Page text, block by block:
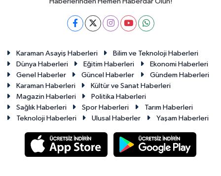
Karaman Asayiş Haberleri
Bilim ve Teknoloji Haberleri
Dünya Haberleri
Eğitim Haberleri
Ekonomi Haberleri
Genel Haberler
Güncel Haberler
Gündem Haberleri
Karaman Haberleri
Kültür ve Sanat Haberleri
Magazin Haberleri
Politika Haberleri
Sağlık Haberleri
Spor Haberleri
Tarım Haberleri
Teknoloji Haberleri
Ulusal Haberler Yaşam Haberleri